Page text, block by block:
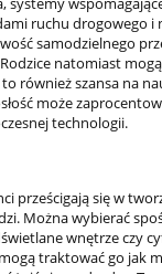
ruchu drogowego
samodzielnego
natomiast
również szansa na
może
technologii.
prześcigają się w
Można wybierać
wnętrze czy
traktować go jak